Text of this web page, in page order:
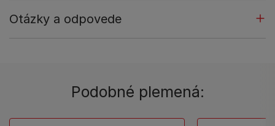
Otázky a odpovede
Podobné plemená: